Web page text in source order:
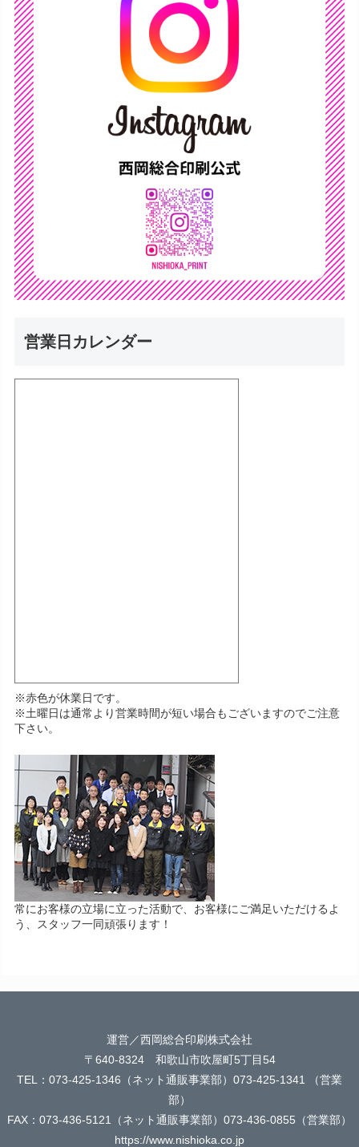
営業日カレンダー
※赤色が休業日です。
※土曜日は通常より営業時間が短い場合もございますのでご注意
下さい。
常にお客様の立場に立った活動で、お客様にご満足いただけるよ
う、スタッフ一同頑張ります！
運営／西岡総合印刷株式会社
〒640-8324 和歌山市吹屋町5丁目54
TEL：073-425-1346（ネット通販事業部）073-425-1341 （営業
部）
FAX：073-436-5121（ネット通販事業部）073-436-0855（営業部）
https://www.nishioka.co.jp